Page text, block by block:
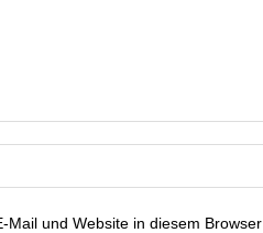
Mail und Website in diesem